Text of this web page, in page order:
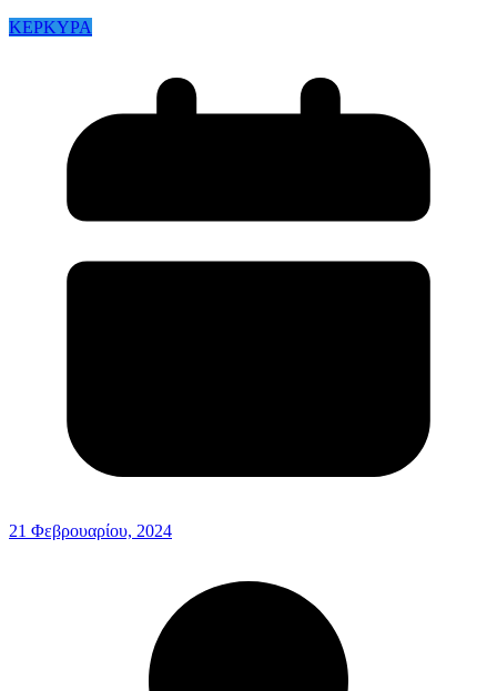
ΚΕΡΚΥΡΑ
21 Φεβρουαρίου, 2024